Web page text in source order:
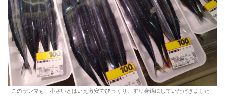
このサンマも、小さいとはいえ激安でびっくり。すり身鍋にしていただきました